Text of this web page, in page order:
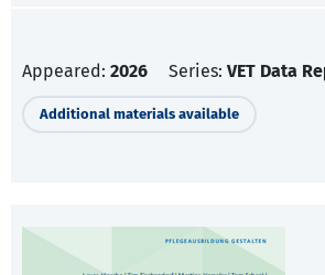
Appeared: 2026 Series: VET Data
Additional materials available